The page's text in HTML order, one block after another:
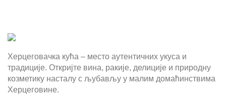
Херцеговачка кућа – место аутентичних укуса и
традиције. Откријте вина, ракије, делиције и природну
козметику насталу с љубављу у малим домаћинствима
Херцеговине.